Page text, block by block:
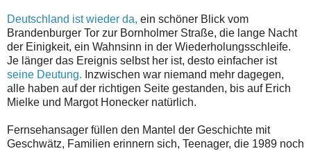
Deutschland ist wieder da, ein schöner Blick vom
Brandenburger Tor zur Bornholmer Straße, die lange Nacht
der Einigkeit, ein Wahnsinn in der Wiederholungsschleife.
Je länger das Ereignis selbst her ist, desto einfacher ist
seine Deutung. Inzwischen war niemand mehr dagegen,
alle haben auf der richtigen Seite gestanden, bis auf Erich
Mielke und Margot Honecker natürlich.
Fernsehansager füllen den Mantel der Geschichte mit
Geschwätz, Familien erinnern sich, Teenager, die 1989 noch